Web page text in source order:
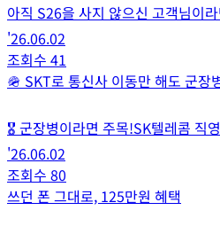
아직 S26을 사지 않으신 고객님이
'26.06.02
조회수 41
🪖 SKT로 통신사 이동만 해도 군장
🎖️ 군장병이라면 주목!SK텔레콤 직
'26.06.02
조회수 80
쓰던 폰 그대로, 125만원 혜택